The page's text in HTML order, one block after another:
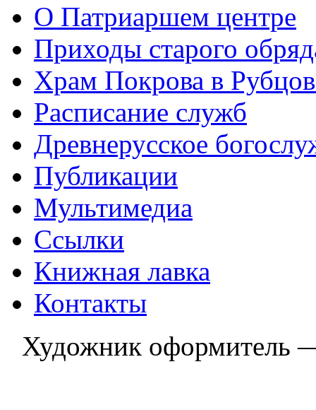
О Патриаршем центре
Приходы старого
Храм Покрова в
Расписание служб
Древнерусское
Публикации
Мультимедиа
Ссылки
Книжная лавка
Контакты
Художник оформитель